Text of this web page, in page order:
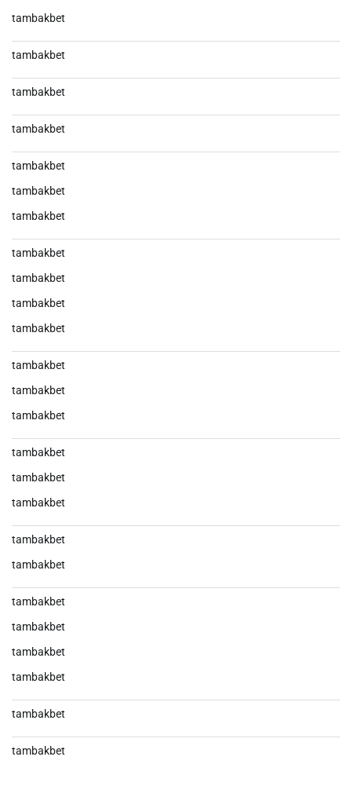
tambakbet
tambakbet
tambakbet
tambakbet
tambakbet
tambakbet
tambakbet
tambakbet
tambakbet
tambakbet
tambakbet
tambakbet
tambakbet
tambakbet
tambakbet
tambakbet
tambakbet
tambakbet
tambakbet
tambakbet
tambakbet
tambakbet
tambakbet
tambakbet
tambakbet